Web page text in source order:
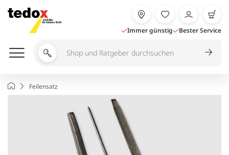
Inhalt
springen
Immer günstig Bester Service
Shop
durchsuchen
StartseiteFeilensatz